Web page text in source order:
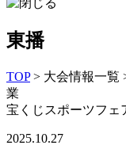
東播
TOP > 大会情報一覧
宝くじスポーツフ
2025.10.27